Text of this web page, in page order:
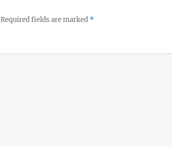
Required fields are marked *